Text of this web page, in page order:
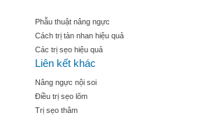
Phẫu thuật nâng ngực
Cách trị tàn nhan hiệu quả
Các trị sẹo hiệu quả
Liên kết khác
Nâng ngực nội soi
Điều trị sẹo lõm
Trị sẹo thâm